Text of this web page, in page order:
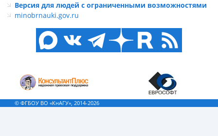
Версия для людей с ограниченными возможностями
minobrnauki.gov.ru
© ФГБОУ ВО «КнАГУ», 2014-2026